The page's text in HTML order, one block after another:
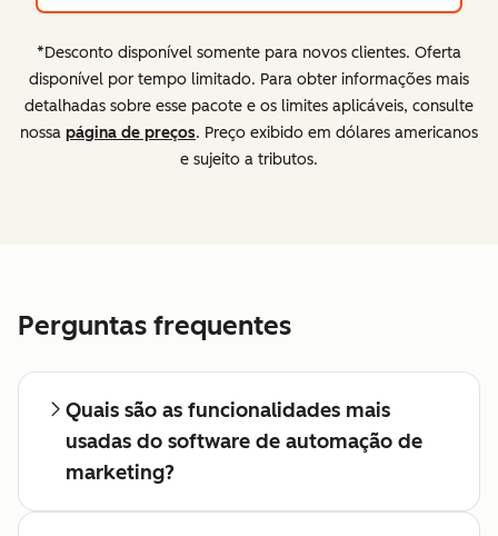
*Desconto disponível somente para novos clientes. Oferta
disponível por tempo limitado. Para obter informações mais
detalhadas sobre esse pacote e os limites aplicáveis, consulte
nossa página de preços. Preço exibido em dólares americanos
e sujeito a tributos.
Perguntas frequentes
Quais são as funcionalidades mais
usadas do software de automação de
marketing?